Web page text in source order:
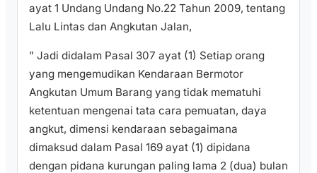
ayat 1 Undang Undang No.22 Tahun 2009, tentang
Lalu Lintas dan Angkutan Jalan,
” Jadi didalam Pasal 307 ayat (1) Setiap orang
yang mengemudikan Kendaraan Bermotor
Angkutan Umum Barang yang tidak mematuhi
ketentuan mengenai tata cara pemuatan, daya
angkut, dimensi kendaraan sebagaimana
dimaksud dalam Pasal 169 ayat (1) dipidana
dengan pidana kurungan paling lama 2 (dua) bulan